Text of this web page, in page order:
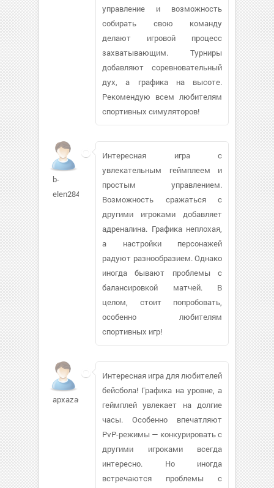
управление и возможность
собирать свою команду
делают игровой процесс
захватывающим. Турниры
добавляют соревновательный
дух, а графика на высоте.
Рекомендую всем любителям
спортивных симуляторов!
b-
elen284
Интересная игра с
увлекательным геймплеем и
простым управлением.
Возможность сражаться с
другими игроками добавляет
адреналина. Графика неплохая,
а настройки персонажей
радуют разнообразием. Однако
иногда бывают проблемы с
балансировкой матчей. В
целом, стоит попробовать,
особенно любителям
спортивных игр!
apxaza690
Интересная игра для любителей
бейсбола! Графика на уровне, а
геймплей увлекает на долгие
часы. Особенно впечатляют
PvP-режимы — конкурировать с
другими игроками всегда
интересно. Но иногда
встречаются проблемы с